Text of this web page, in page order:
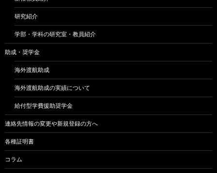
研究紹介
学部・学科の研究室・教員紹介
助成・奨学金
海外渡航助成
海外渡航助成の実績について
給付型学費援助奨学金
連絡先情報の変更や新規登録の方へ
各種証明書
コラム